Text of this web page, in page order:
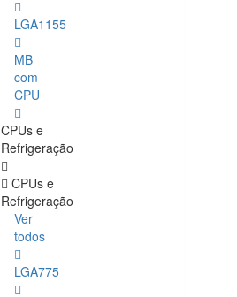
LGA1155
MB
com
CPU
CPUs e
Refrigeração
CPUs e
Refrigeração
Ver
todos
LGA775